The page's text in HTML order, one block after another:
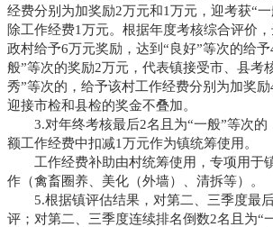
经费分别为加奖励2万元和1万元，迎考获“
除工作经费1万元。根据年度考核综合评价
政村给予6万元奖励，达到“良好”等次的给
般”等次的奖励2万元，代表镇接受市、县考
秀”等次的，给予该村工作经费分别为加奖
迎接市检和县检的奖金不叠加。
3.对年终考核最后2名且为“一般”等次的
额工作经费中扣减1万元作为镇统筹使用。
工作经费补助由村统筹使用，专项用于
作（禽畜圈养、美化（外墙）、清拆等）。
5.根据镇评估结果，对第二、三季度最
评；对第二、三季度连续排名倒数2名且为“